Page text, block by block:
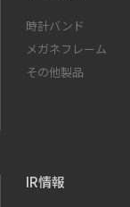
時計バンド
メガネフレーム
その他製品
IR情報